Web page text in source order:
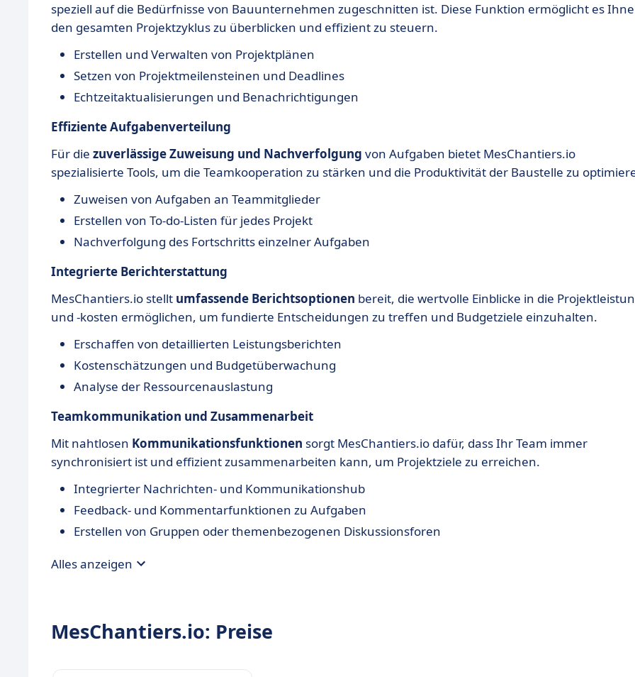
speziell auf die Bedürfnisse von Bauunternehmen zugeschnitten ist. Diese Funktion ermöglicht es
den gesamten Projektzyklus zu überblicken und effizient zu steuern.
Erstellen und Verwalten von Projektplänen
Setzen von Projektmeilensteinen und Deadlines
Echtzeitaktualisierungen und Benachrichtigungen
Effiziente Aufgabenverteilung
Für die zuverlässige Zuweisung und Nachverfolgung von Aufgaben bietet MesChantiers.io
spezialisierte Tools, um die Teamkooperation zu stärken und die Produktivität der Baustelle zu
Zuweisen von Aufgaben an Teammitglieder
Erstellen von To-do-Listen für jedes Projekt
Nachverfolgung des Fortschritts einzelner Aufgaben
Integrierte Berichterstattung
MesChantiers.io stellt umfassende Berichtsoptionen bereit, die wertvolle Einblicke in die
und -kosten ermöglichen, um fundierte Entscheidungen zu treffen und Budgetziele einzuhalten.
Erschaffen von detaillierten Leistungsberichten
Kostenschätzungen und Budgetüberwachung
Analyse der Ressourcenauslastung
Teamkommunikation und Zusammenarbeit
Mit nahtlosen Kommunikationsfunktionen sorgt MesChantiers.io dafür, dass Ihr Team immer
synchronisiert ist und effizient zusammenarbeiten kann, um Projektziele zu erreichen.
Integrierter Nachrichten- und Kommunikationshub
Feedback- und Kommentarfunktionen zu Aufgaben
Erstellen von Gruppen oder themenbezogenen Diskussionsforen
Alles anzeigen
MesChantiers.io: Preise